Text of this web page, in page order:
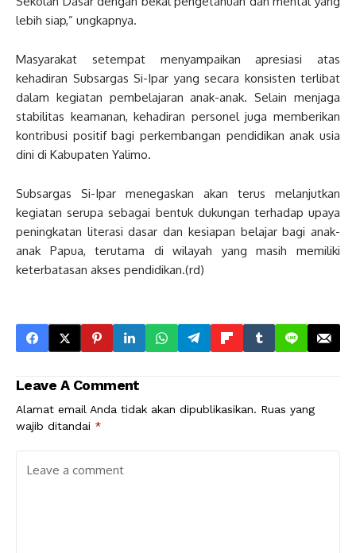
lebih siap,” ungkapnya.
Masyarakat setempat menyampaikan apresiasi atas
kehadiran Subsargas Si-Ipar yang secara konsisten terlibat
dalam kegiatan pembelajaran anak-anak. Selain menjaga
stabilitas keamanan, kehadiran personel juga memberikan
kontribusi positif bagi perkembangan pendidikan anak usia
dini di Kabupaten Yalimo.
Subsargas Si-Ipar menegaskan akan terus melanjutkan
kegiatan serupa sebagai bentuk dukungan terhadap upaya
peningkatan literasi dasar dan kesiapan belajar bagi anak-
anak Papua, terutama di wilayah yang masih memiliki
keterbatasan akses pendidikan.(rd)
Leave A Comment
Alamat email Anda tidak akan dipublikasikan. Ruas yang
wajib ditandai *